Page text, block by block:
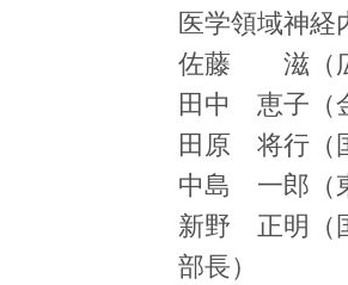
医学領域神
佐藤 滋（広
田中 恵子（
田原 将行（
中島 一郎（
新野 正明（
部長）